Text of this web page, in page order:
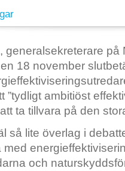
generalsekreterare
18 november
”tydligt ambitiöst
ta tillvara på den
så lite överlag i
med
och